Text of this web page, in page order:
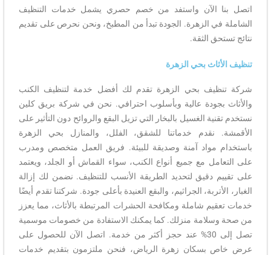
اتصل بنا الآن واستفد من خصم حصري يشمل خدمات التنظيف
الشاملة في الزهرة. الجودة تبدأ من المطبخ، ونحن نحرص على تقديم
نتائج تستحق الثقة.
تنظيف الأثاث بحي الزهرة
شركة تنظيف بحي الزهرة تقدم لك أفضل خدمة لتنظيف الكنب
والأثاث بجودة عالية وبأسلوب احترافي. نحن في شركة بريق كلين
نستخدم تقنية الغسيل بالبخار التي تزيل البقع والروائح دون التأثير على
الأقمشة. نقدم خدماتنا للشقق، الفلل، والمنازل بحي الزهرة
باستخدام مواد آمنة وصديقة للبيئة. فريق العمل متخصص ومدرب
على التعامل مع جميع أنواع الكنب، سواء القماش أو الجلد، ويعتمد
على تقييم دقيق لتحديد الطريقة الأنسب للتنظيف. نضمن لك إزالة
الغبار، الأتربة، الجراثيم، والبقع العنيدة بأعلى جودة. شركتنا تقدم أيضًا
خدمات تعقيم شاملة ومكافحة الحشرات المرتبطة بالأثاث، مما يعزز
من صحة وسلامة منزلك. كما يمكنك الاستفادة من خصومات موسمية
تصل إلى 30% عند حجز أكثر من خدمة. اتصل الآن للحصول على
عرض خاص بسكان زهرة الرياض، فنحن ملتزمون بتقديم خدمات